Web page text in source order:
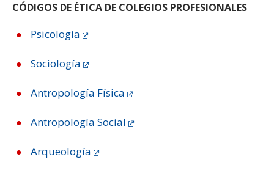
CÓDIGOS DE ÉTICA DE COLEGIOS PROFESIONALES
Psicología
Sociología
Antropología Física
Antropología Social
Arqueología